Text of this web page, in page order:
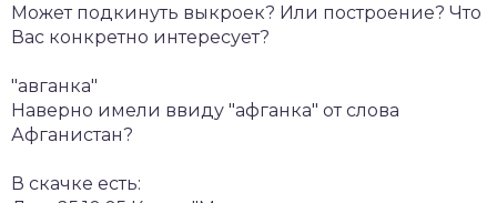
Может подкинуть выкроек? Или построение? Что
Вас конкретно интересует?
"авганка"
Наверно имели ввиду "афганка" от слова
Афганистан?
В скачке есть: